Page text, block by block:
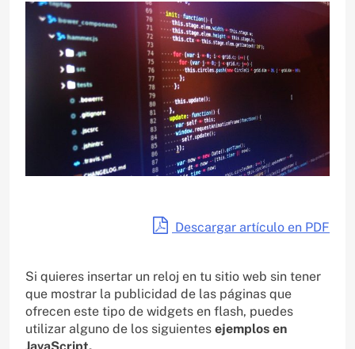
Descargar artículo en PDF
Si quieres insertar un reloj en tu sitio web sin tener
que mostrar la publicidad de las páginas que
ofrecen este tipo de widgets en flash, puedes
utilizar alguno de los siguientes ejemplos en